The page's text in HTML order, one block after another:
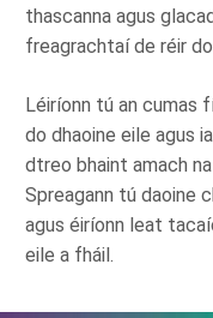
thascanna agus
freagrachtaí de réir
Léiríonn tú an cumas
do dhaoine eile agus
dtreo bhaint amach
Spreagann tú daoine
agus éiríonn leat
eile a fháil.